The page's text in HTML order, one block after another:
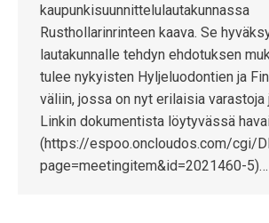
kaupunkisuunnittelulautakunnassa
Rusthollarinrinteen kaava. Se
lautakunnalle tehdyn ehdotuksen
tulee nykyisten Hyljeluodontien ja
väliin, jossa on nyt erilaisia varastoja
Linkin dokumentista löytyvässä
(https://espoo.oncloudos.com/cgi/
page=meetingitem&id=2021460-5)…